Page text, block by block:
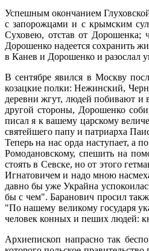
Успешным окончанием
с запорожцами и с крымским
Суховею, отстав от Дорошенка;
Дорошенко надеется сохранить
в Канев и Дорошенко и разослал
В сентябре явился в Москву
козацкие полки: Нежинский,
деревни жгут, людей побивают и
другой стороны, Дорошенко
писал я к вашему царскому
святейшего папу и патриарха
Теперь на нас орда наступает, а
Ромодановскому, спешить на
стоять в Севске, но от этого
Игнатовичем и надо мною
давно бы уже Украйна
бы с чем". Баранович просил
"По нашему великому государя
человек конных и пеших людей:
Архиепископ напрасно так